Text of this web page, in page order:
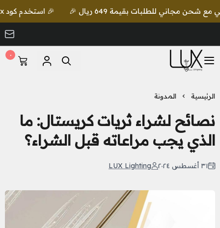
🎉 استخدم كود lux واحصل على خصم إضافي مع شحن مجاني للطلبات بقيمة 649 ريال 🎉
LUX Lighting
٠
الرئيسية المدونة
نصائح لشراء ثريات كريستال: ما
الذي يجب مراعاته قبل الشراء؟
٣١ أغسطس ٢٠٢٤ LUX Lighting